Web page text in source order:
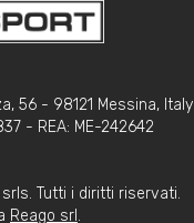
56 - 98121 Messina, Italy
- REA: ME-242642
Tutti i diritti riservati.
Reago srl .